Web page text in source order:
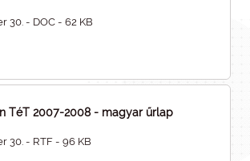
30. - DOC - 62 KB
TéT 2007-2008 - magyar űrlap
30. - RTF - 96 KB